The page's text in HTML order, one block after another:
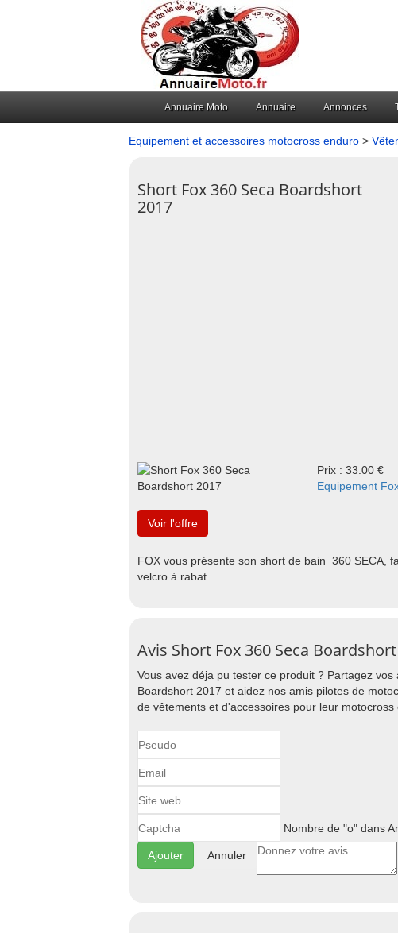
Annuaire Moto Annuaire Annonces
Equipement et accessoires motocross enduro >
Short Fox 360 Seca Boardshort
2017
Prix : 33.00 €
Equipement
Voir l'offre
FOX vous présente son short de bain 360 SECA,
velcro à rabat
Avis Short Fox 360 Seca
Vous avez déja pu tester ce produit ? Partagez
Boardshort 2017 et aidez nos amis pilotes de
de vêtements et d'accessoires pour leur motocross
Nombre de "o" dans
Annuler